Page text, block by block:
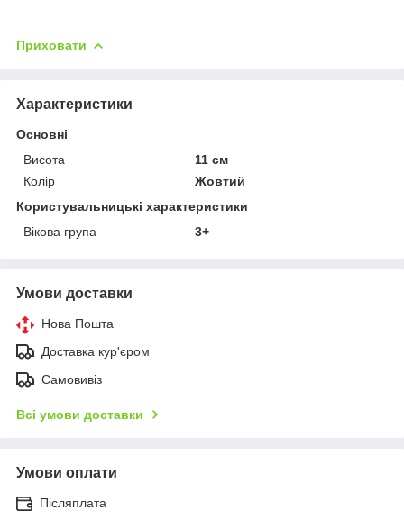
Приховати
Характеристики
Основні
Висота
11 см
Колір
Жовтий
Користувальницькі характеристики
Вікова група
3+
Умови доставки
Нова Пошта
Доставка кур'єром
Самовивіз
Всі умови доставки
Умови оплати
Післяплата